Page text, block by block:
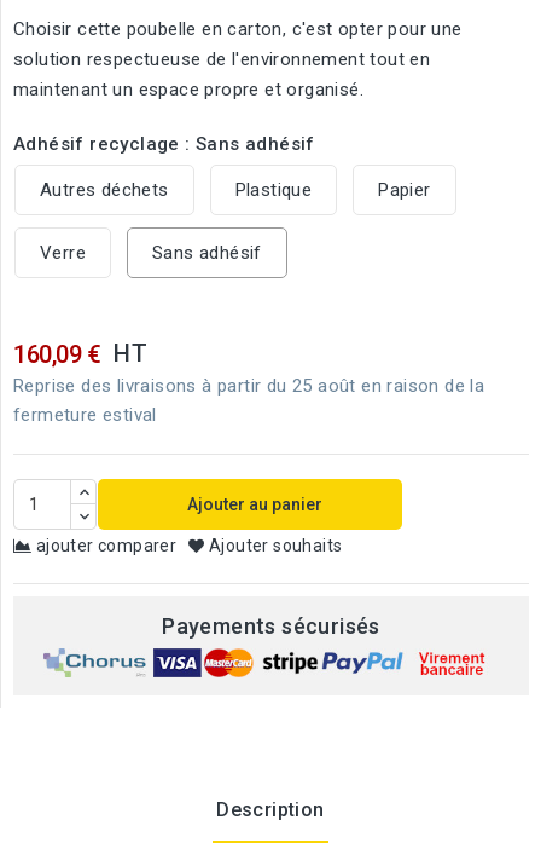
Choisir cette poubelle en carton, c'est opter pour une
solution respectueuse de l'environnement tout en
maintenant un espace propre et organisé.
Adhésif recyclage : Sans adhésif
Autres déchets Plastique Papier
Verre Sans adhésif
160,09 € HT
Reprise des livraisons à partir du 25 août en raison de la
fermeture estival
Ajouter au panier
ajouter comparer Ajouter souhaits
Payements sécurisés
Description